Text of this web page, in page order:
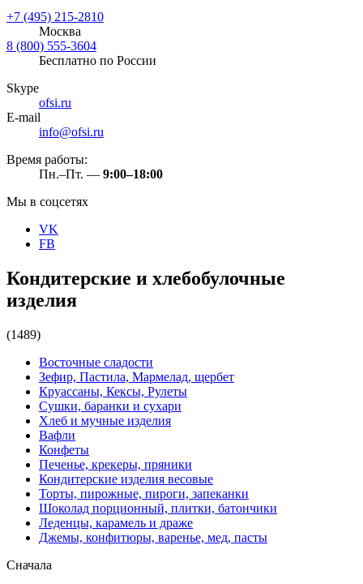
+7 (495) 215-2810
Москва
8 (800) 555-3604
Бесплатно по России
Skype
ofsi.ru
E-mail
info@ofsi.ru
Время работы:
Пн.–Пт. — 9:00–18:00
Мы в соцсетях
VK
FB
Кондитерские и хлебобулочные
изделия
(1489)
Восточные сладости
Зефир, Пастила, Мармелад, щербет
Круассаны, Кексы, Рулеты
Сушки, баранки и сухари
Хлеб и мучные изделия
Вафли
Конфеты
Печенье, крекеры, пряники
Кондитерские изделия весовые
Торты, пирожные, пироги, запеканки
Шоколад порционный, плитки, батончики
Леденцы, карамель и драже
Джемы, конфитюры, варенье, мед, пасты
Сначала